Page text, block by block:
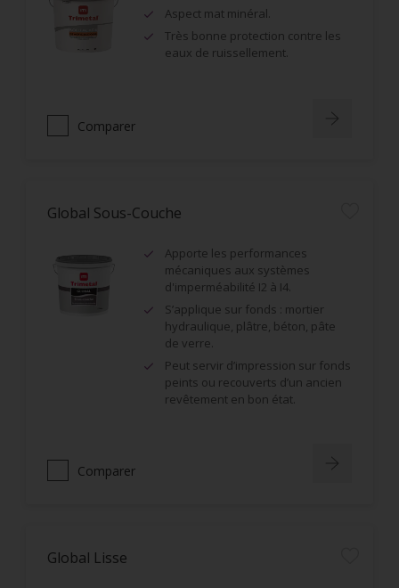
Aspect mat minéral.
Très bonne protection contre les
eaux de ruissellement.
Comparer
Global Sous-Couche
Apporte les performances
mécaniques aux systèmes
d'imperméabilité I2 à I4.
S’applique sur fonds : mortier
hydraulique, plâtre, béton, pâte
de verre.
Peut servir d’impression sur fonds
peints ou recouverts d’un ancien
revêtement en bon état.
Comparer
Global Lisse